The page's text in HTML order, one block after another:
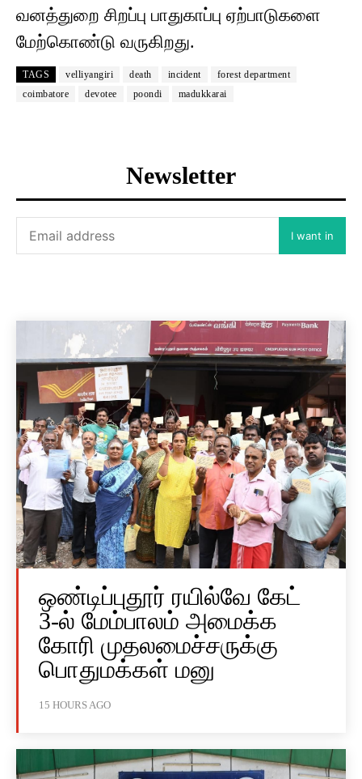
வனத்துறை சிறப்பு பாதுகாப்பு ஏற்பாடுகளை
மேற்கொண்டு வருகிறது.
TAGS velliyangiri death incident
forest department
coimbatore
devotee poondi madukkarai
Newsletter
I want in
ஒண்டிப்புதூர் ரயில்வே கேட்
3-ல் மேம்பாலம் அமைக்க
கோரி முதலமைச்சருக்கு
பொதுமக்கள் மனு
15 HOURS AGO